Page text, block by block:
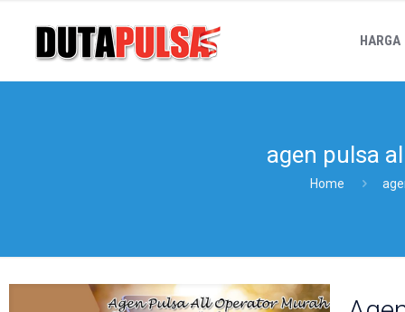
HARGA
agen pulsa
Home